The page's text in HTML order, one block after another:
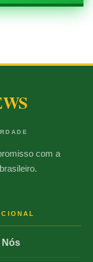
com a
Nós